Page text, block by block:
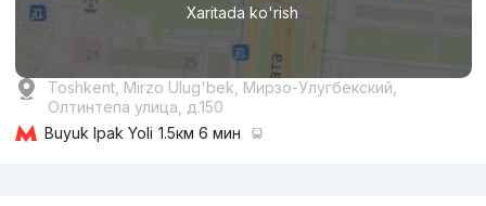
Xaritada ko'rish
Toshkent, Mirzo Ulug'bek, Мирзо-Улугбекский,
Олтинтепа улица, д.150
Buyuk Ipak Yoli 1.5км 6 мин